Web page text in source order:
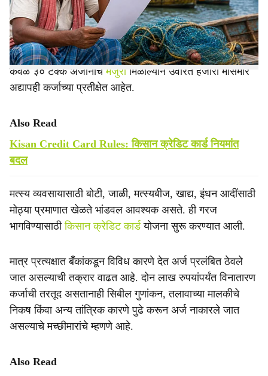
e
होत नसल्याचे चित्र आहे.
गेल्या दोन वर्षांत नागपूर, वर्धा, भंडारा आणि गोंदिया जिल्ह्यांतील सुमारे
१० हजार मच्छीमारांनी ‘केसीसी’साठी अर्ज केले. मात्र त्यापैकी
केवळ ३० टक्के अर्जांनाच मंजुरी मिळाल्याने उर्वरित हजारो मासेमार
अद्यापही कर्जाच्या प्रतीक्षेत आहेत.
Also Read
Kisan Credit Card Rules: किसान क्रेडिट कार्ड नियमांत
बदल
मत्स्य व्यवसायासाठी बोटी, जाळी, मत्स्यबीज, खाद्य, इंधन आदींसाठी
मोठ्या प्रमाणात खेळते भांडवल आवश्यक असते. ही गरज
भागविण्यासाठीकिसान क्रेडिट कार्डयोजना सुरू करण्यात आली.
मात्र प्रत्यक्षात बँकांकडून विविध कारणे देत अर्ज प्रलंबित ठेवले
जात असल्याची तक्रार वाढत आहे. दोन लाख रुपयांपर्यंत विनातारण
कर्जाची तरतूद असतानाही सिबील गुणांकन, तलावाच्या मालकीचे
निकष किंवा अन्य तांत्रिक कारणे पुढे करून अर्ज नाकारले जात
असल्याचे मच्छीमारांचे म्हणणे आहे.
Also Read